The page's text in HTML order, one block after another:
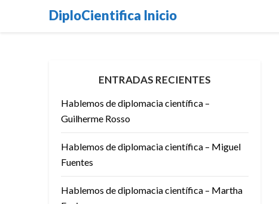
DiploCientifica Inicio
ENTRADAS RECIENTES
Hablemos de diplomacia científica –
Guilherme Rosso
Hablemos de diplomacia científica – Miguel
Fuentes
Hablemos de diplomacia científica – Martha